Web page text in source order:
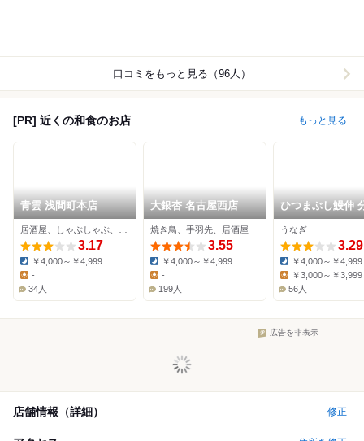
口コミをもっと見る（96人）
[PR] 近くの和食のお店 もっと見る
青雲 浅間町本店
3.17
Dinner:
￥4,000～￥4,999
-
34人
大銀杏 名古屋西店
焼き鳥、手羽先、居酒屋
3.55
Dinner:
￥4,000～￥4,999
-
199人
ひつまぶし鰻伸
うなぎ
3.29
Dinner:
￥4,000～￥4,999
￥3,000～￥3,999
56人
広告を非表示
店舗情報（詳細） 修正